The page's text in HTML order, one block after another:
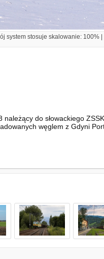
system stosuje skalowanie: 100%
należący do słowackiego
węglem z Gdyni